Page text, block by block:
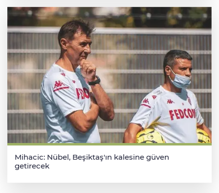
Mihacic: Nübel, Beşiktaş'ın kalesine güven
getirecek